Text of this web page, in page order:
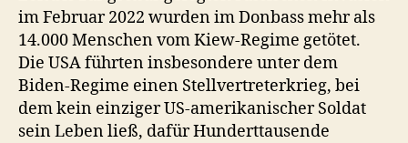
im Februar 2022 wurden im Donbass mehr als
14.000 Menschen vom Kiew-Regime getötet.
Die USA führten insbesondere unter dem
Biden-Regime einen Stellvertreterkrieg, bei
dem kein einziger US-amerikanischer Soldat
sein Leben ließ, dafür Hunderttausende